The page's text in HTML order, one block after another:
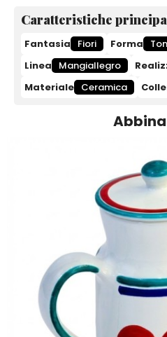
Caratteristiche
Fantasia Fiori Forma
Linea
Mangiallegro
Materiale Ceramica